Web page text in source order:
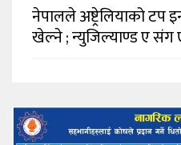
नेपालले अष्ट्रेलियाको टप
खेल्ने ; न्युजिल्याण्ड ए संग